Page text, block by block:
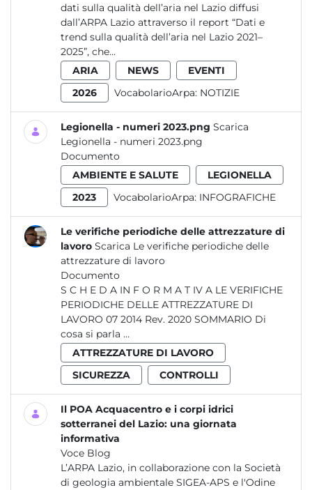
dati sulla qualità dell’aria nel Lazio diffusi
dall’ARPA Lazio attraverso il report “Dati e
trend sulla qualità dell’aria nel Lazio 2021–
2025”, che...
ARIA
NEWS
EVENTI
2026
VocabolarioArpa: NOTIZIE
Legionella - numeri 2023.png Scarica
Legionella - numeri 2023.png
Documento
AMBIENTE E SALUTE
LEGIONELLA
2023
VocabolarioArpa: INFOGRAFICHE
Le verifiche periodiche delle attrezzature di
lavoro Scarica Le verifiche periodiche delle
attrezzature di lavoro
Documento
S C H E D A IN F O R M A T IV A LE VERIFICHE
PERIODICHE DELLE ATTREZZATURE DI
LAVORO 07 2014 Rev. 2020 SOMMARIO Di
cosa si parla ...
ATTREZZATURE DI LAVORO
SICUREZZA
CONTROLLI
Il POA Acquacentro e i corpi idrici
sotterranei del Lazio: una giornata
informativa
Voce Blog
L’ARPA Lazio, in collaborazione con la Società
di geologia ambientale SIGEA-APS e l'Odine